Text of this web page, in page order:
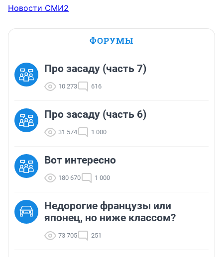
Новости СМИ2
ФОРУМЫ
Про засаду (часть 7)
10 273 616
Про засаду (часть 6)
31 574 1 000
Вот интересно
180 670 1 000
Недорогие французы или
японец, но ниже классом?
73 705 251